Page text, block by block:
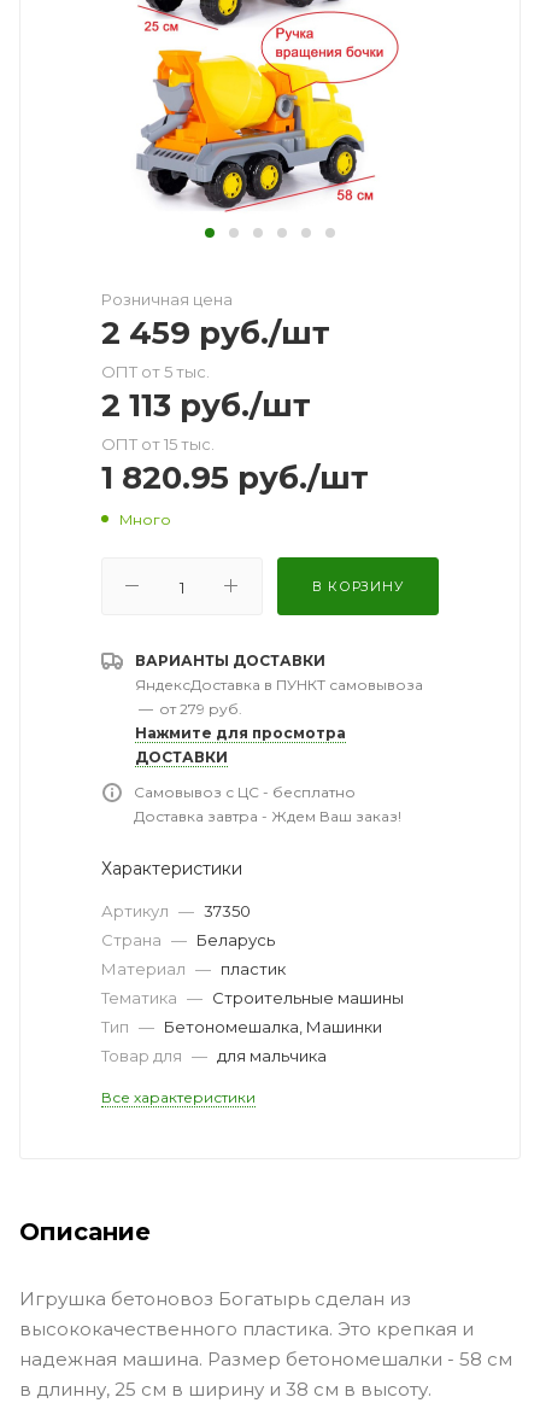
Розничная цена
2 459 руб./шт
ОПТ от 5 тыс.
2 113 руб./шт
ОПТ от 15 тыс.
1 820.95 руб./шт
Много
В КОРЗИНУ
ВАРИАНТЫ ДОСТАВКИ
ЯндексДоставка в ПУНКТ самовывоза
— от 279 руб.
Нажмите для просмотра
ДОСТАВКИ
Самовывоз с ЦС - бесплатно
Доставка завтра - Ждем Ваш заказ!
Характеристики
Артикул — 37350
Страна — Беларусь
Материал — пластик
Тематика — Cтроительные машины
Тип — Бетономешалка, Машинки
Товар для — для мальчика
Все характеристики
Описание
Игрушка бетоновоз Богатырь сделан из
высококачественного пластика. Это крепкая и
надежная машина. Размер бетономешалки - 58 см
в длинну, 25 см в ширину и 38 см в высоту.